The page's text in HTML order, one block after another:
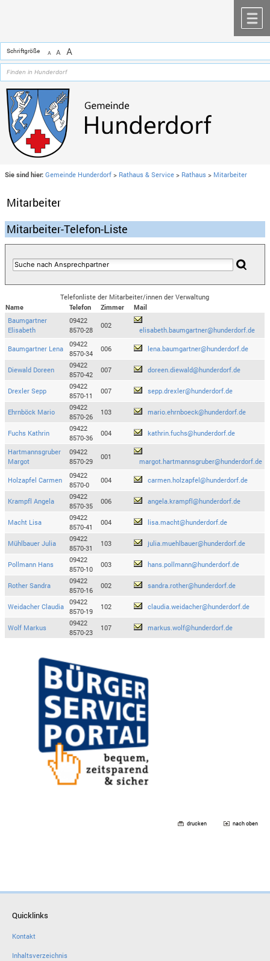
Schriftgröße A A A
Sie sind hier: Gemeinde Hunderdorf > Rathaus & Service > Rathaus > Mitarbeiter
Mitarbeiter
Mitarbeiter-Telefon-Liste
Telefonliste der Mitarbeiter/innen der Verwaltung
Name
Telefon Zimmer
Mail
Baumgartner
Elisabeth
09422
8570-28
002
elisabeth.baumgartner@hunderdorf.de
Baumgartner Lena
09422
8570-34
006 lena.baumgartner@hunderdorf.de
Diewald Doreen
09422
8570-42
007 doreen.diewald@hunderdorf.de
Drexler Sepp
09422
8570-11
007 sepp.drexler@hunderdorf.de
Ehrnböck Mario
09422
8570-26
103 mario.ehrnboeck@hunderdorf.de
Fuchs Kathrin
09422
8570-36
004 kathrin.fuchs@hunderdorf.de
Hartmannsgruber
Margot
09422
8570-29
001
margot.hartmannsgruber@hunderdorf.de
Holzapfel Carmen
09422
8570-0
004 carmen.holzapfel@hunderdorf.de
Krampfl Angela
09422
8570-35
006 angela.krampfl@hunderdorf.de
Macht Lisa
09422
8570-41
004 lisa.macht@hunderdorf.de
Mühlbauer Julia
09422
8570-31
103 julia.muehlbauer@hunderdorf.de
Pollmann Hans
09422
8570-10
003 hans.pollmann@hunderdorf.de
Rother Sandra
09422
8570-16
002 sandra.rother@hunderdorf.de
Weidacher Claudia
09422
8570-19
102 claudia.weidacher@hunderdorf.de
Wolf Markus
09422
8570-23
107 markus.wolf@hunderdorf.de
drucken nach oben
Quicklinks
Kontakt
Inhaltsverzeichnis